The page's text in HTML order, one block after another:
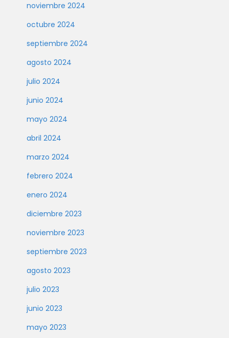
noviembre 2024
octubre 2024
septiembre 2024
agosto 2024
julio 2024
junio 2024
mayo 2024
abril 2024
marzo 2024
febrero 2024
enero 2024
diciembre 2023
noviembre 2023
septiembre 2023
agosto 2023
julio 2023
junio 2023
mayo 2023